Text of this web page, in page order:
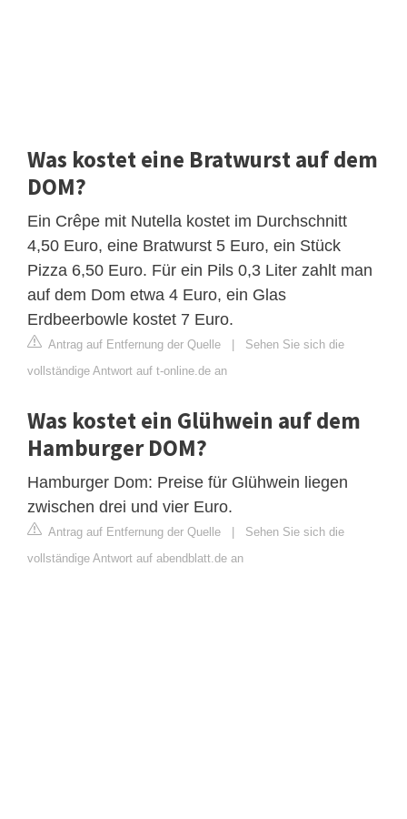
Was kostet eine Bratwurst auf dem
DOM?
Ein Crêpe mit Nutella kostet im Durchschnitt
4,50 Euro, eine Bratwurst 5 Euro, ein Stück
Pizza 6,50 Euro. Für ein Pils 0,3 Liter zahlt man
auf dem Dom etwa 4 Euro, ein Glas
Erdbeerbowle kostet 7 Euro.
Antrag auf Entfernung der Quelle
Sehen Sie sich die
vollständige Antwort auf t-online.de an
Was kostet ein Glühwein auf dem
Hamburger DOM?
Hamburger Dom: Preise für Glühwein liegen
zwischen drei und vier Euro.
Antrag auf Entfernung der Quelle
Sehen Sie sich die
vollständige Antwort auf abendblatt.de an